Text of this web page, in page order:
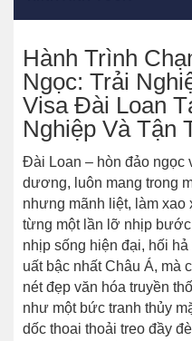
Hành Trình
Ngọc: Trải
Visa Đài Loan
Nghiệp Và Tận
Đài Loan – hòn đảo ngọc
dương, luôn mang trong
nhưng mãnh liệt, làm xao
từng một lần lỡ nhịp
nhịp sống hiện đại, hối
uất bậc nhất Châu Á, mà
nét đẹp văn hóa truyền
như một bức tranh thủy
dốc thoai thoải treo đầy